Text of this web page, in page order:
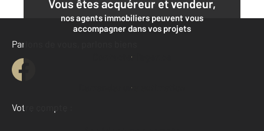
Vous êtes acquéreur et vendeur,
nos agents immobiliers peuvent vous
accompagner dans vos projets
Contacter l'agence
Demander une estimation
Parlons de vous, parlons biens
Votre compte :